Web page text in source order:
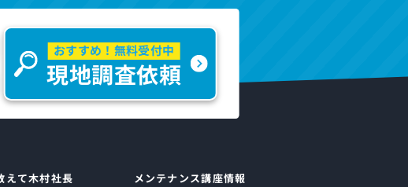
おすすめ！無料受付中
現地調査依頼
えて木村社長
メンテナンス講座情報